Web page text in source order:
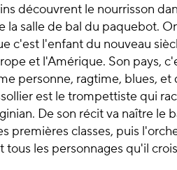
découvrent le nourrisson
la salle de bal du paquebot.
c'est l'enfant du nouveau
et l'Amérique. Son pays,
personne, ragtime, blues,
est le trompettiste qui
De son récit va naître le
premières classes, puis
tous les personnages qu'il